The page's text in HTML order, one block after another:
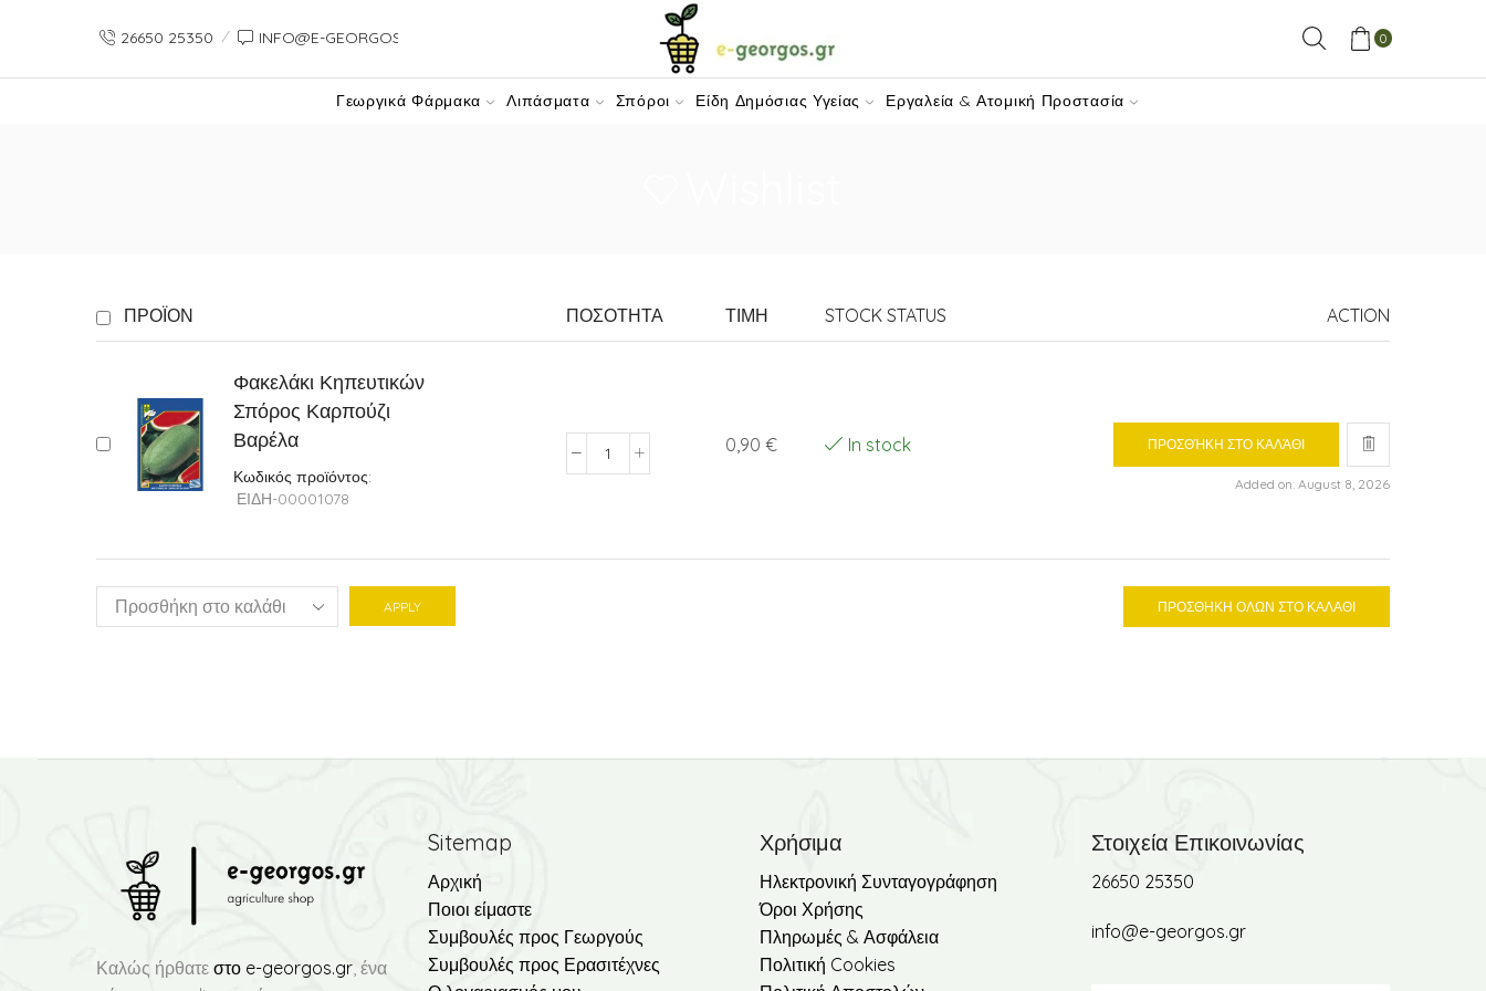
26650 25350 INFO@E-GEORGOS-GR.PREVIEW-DOMAIN.COM 0
Γεωργικά Φάρμακα Λιπάσματα Σπόροι Είδη Δημόσιας Υγείας Εργαλεία & Ατομική Προστασία
ΠΡΟΪΟΝ ΠΟΣΟΤΗΤΑ ΤΙΜΗ STOCK STATUS ACTION
Φακελάκι Κηπευτικών
Σπόρος Καρπούζι
Βαρέλα
Κωδικός προϊόντος:
ΕΙΔΗ-00001078
Φακελάκι
Βαρέλα
0,90€ In stock ΠΡΟΣΘΉΚΗ ΣΤΟ ΚΑΛΆΘΙ
Added on: August 8, 2026
APPLY ΠΡΟΣΘΗΚΗ ΟΛΩΝ ΣΤΟ ΚΑΛΑΘΙ
Καλώς ήρθατε στο e-georgos.gr, ένα
Sitemap
Αρχική
Ποιοι είμαστε
Συμβουλές προς Γεωργούς
Συμβουλές προς Ερασιτέχνες
Χρήσιμα
Ηλεκτρονική Συνταγογράφηση
Όροι Χρήσης
Πληρωμές & Ασφάλεια
Πολιτική Cookies
Στοιχεία Επικοινωνίας
26650 25350
info@e-georgos.gr